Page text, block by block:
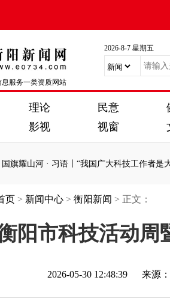
服务一类资质网站
2026-8-7 星期五
理论 民意
影视 视窗
山河·习语丨“我国广大科技工作者是大有
山河 ·习语丨“我国广大科技工作者是大有作
页 > 新闻中心 > 衡阳新闻 > 正文：
阳市科技活动
2026-05-30 12:48:39 来源：